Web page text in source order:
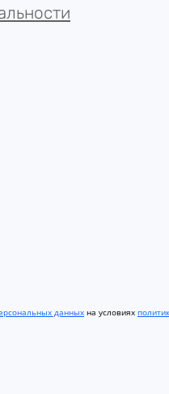
данных на условиях